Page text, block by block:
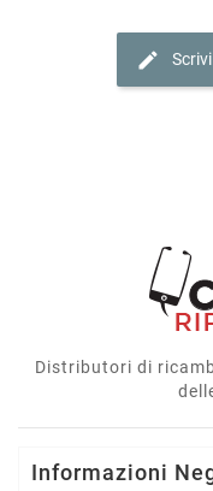
edit
Distributori di
Informazioni